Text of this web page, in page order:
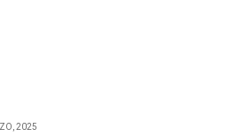
2025